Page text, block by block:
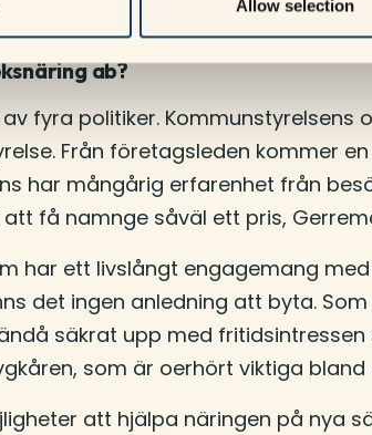
Allow selection
ab?
fyra politiker.
Från företagsleden kommer
har mångårig erfarenhet från
få namnge såväl ett pris,
har ett livslångt engagemang
det ingen anledning att byta.
säkrat upp med
som är oerhört viktiga
att hjälpa näringen på nya